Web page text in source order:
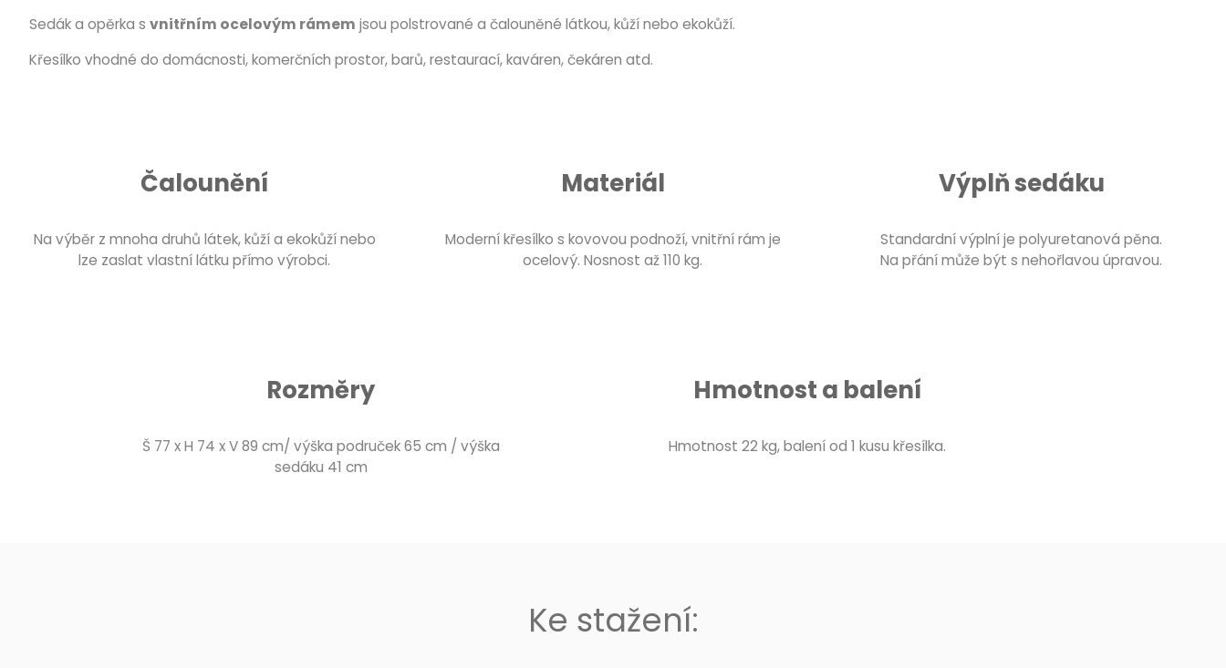
Sedák a opěrka s vnitřním ocelovým rámem jsou polstrované a čalouněné látkou, kůží nebo ekokůží.
Křesílko vhodné do domácnosti, komerčních prostor, barů, restaurací, kaváren, čekáren atd.
Čalounění
Na výběr z mnoha druhů látek, kůží a ekokůží nebo
lze zaslat vlastní látku přímo výrobci.
Materiál
Moderní křesílko s kovovou podnoží, vnitřní rám je
ocelový. Nosnost až 110 kg.
Výplň sedáku
Standardní výplní je polyuretanová pěna.
Na přání může být s nehořlavou úpravou.
Rozměry
Š 77 x H 74 x V 89 cm/ výška područek 65 cm / výška
sedáku 41 cm
Hmotnost a balení
Hmotnost 22 kg, balení od 1 kusu křesílka.
Ke stažení: